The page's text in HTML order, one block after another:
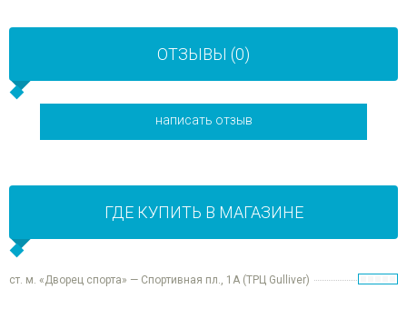
ОТЗЫВЫ (0)
написать отзыв
ГДЕ КУПИТЬ В МАГАЗИНЕ
ст. м. «Дворец спорта» — Спортивная пл., 1А (ТРЦ Gulliver)